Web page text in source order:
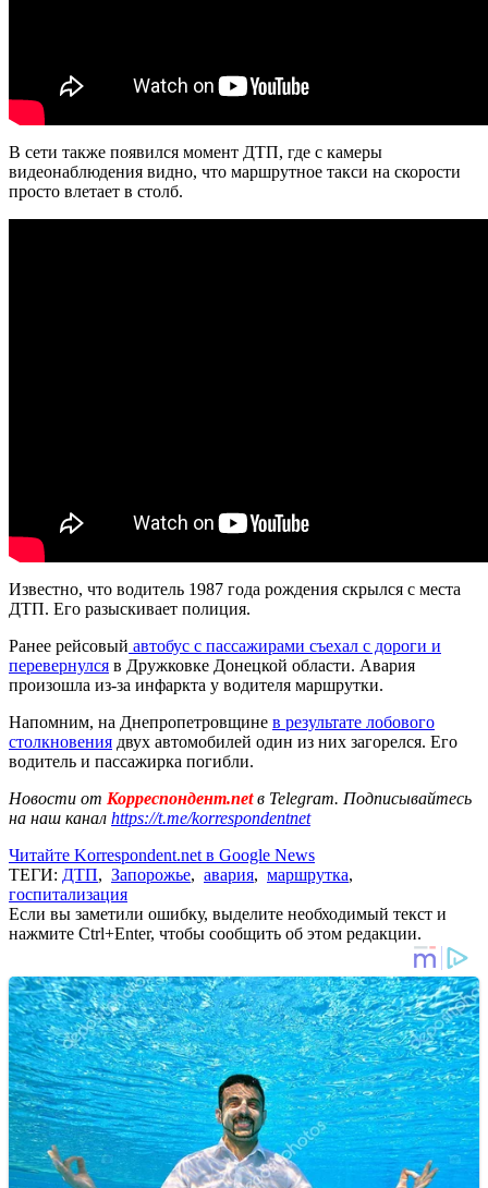
В сети также появился момент ДТП, где с камеры
видеонаблюдения видно, что маршрутное такси на скорости
просто влетает в столб.
Известно, что водитель 1987 года рождения скрылся с места
ДТП. Его разыскивает полиция.
Ранее рейсовый автобус с пассажирами съехал с дороги и
перевернулся в Дружковке Донецкой области. Авария
произошла из-за инфаркта у водителя маршрутки.
Напомним, на Днепропетровщине в результате лобового
столкновения двух автомобилей один из них загорелся. Его
водитель и пассажирка погибли.
Новости от Корреспондент.netв Telegram. Подписывайтесь
на наш канал https://t.me/korrespondentnet
Читайте Korrespondent.net в Google News
ТЕГИ: ДТП, Запорожье, авария, маршрутка,
госпитализация
Если вы заметили ошибку, выделите необходимый текст и
нажмите Ctrl+Enter, чтобы сообщить об этом редакции.